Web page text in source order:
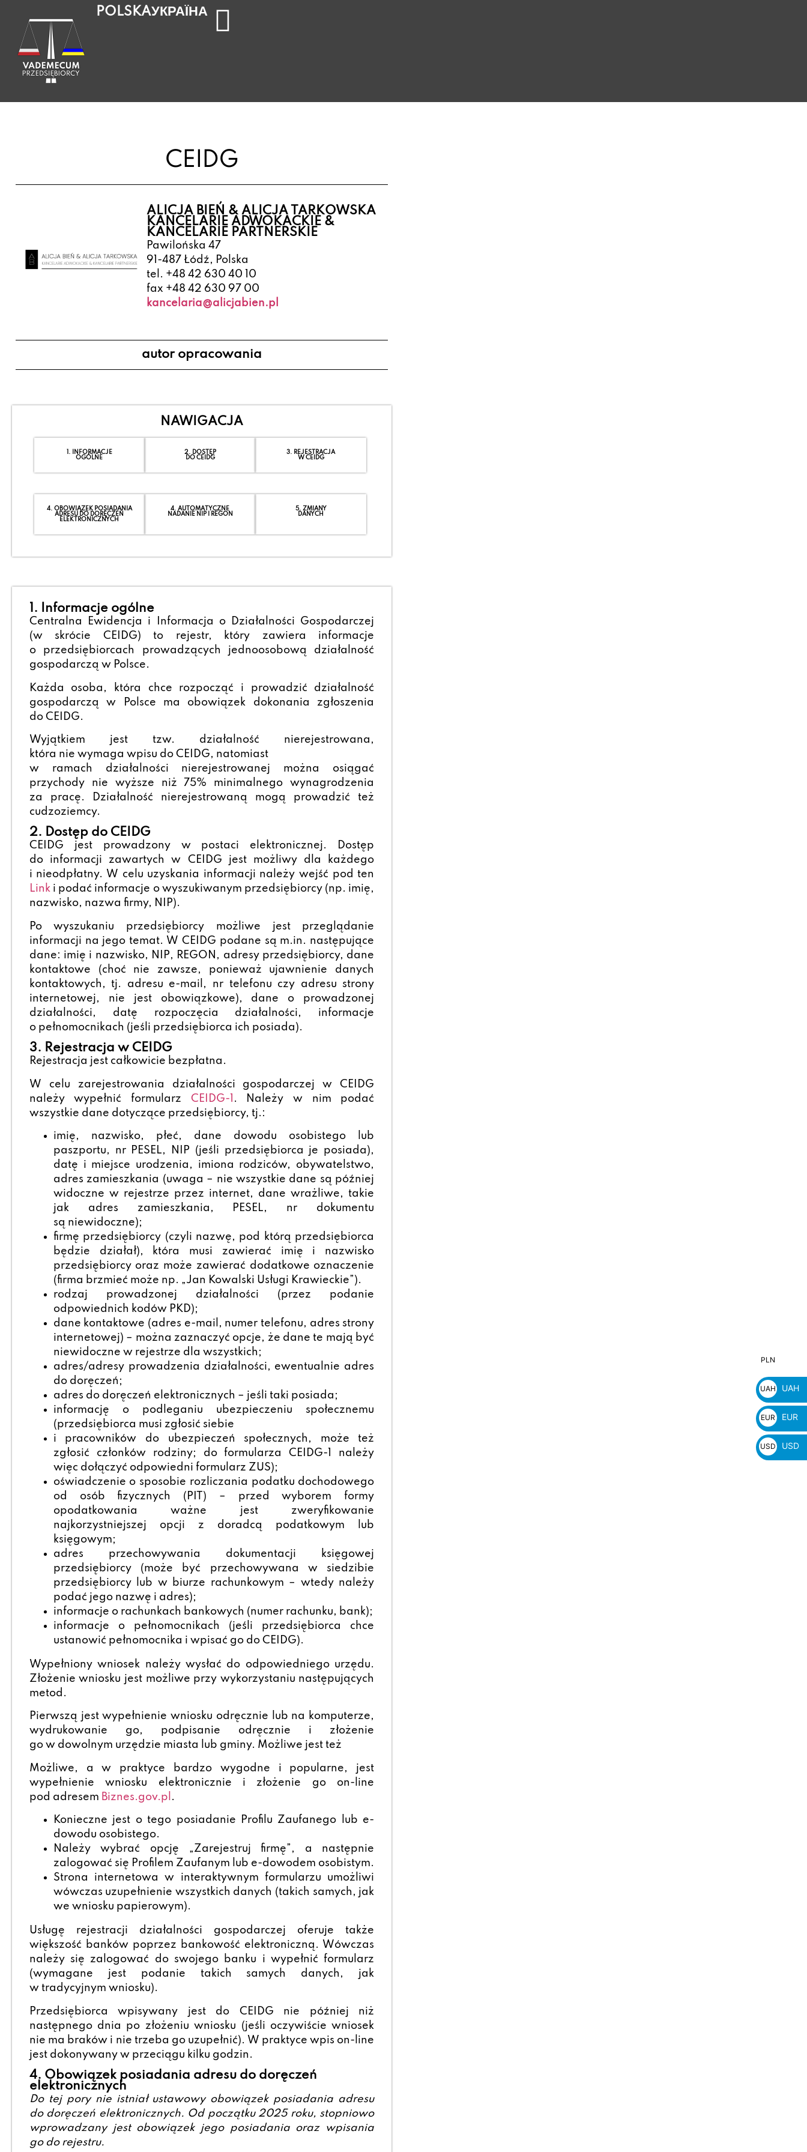
POLSKAУКРАЇНА
CEIDG
ALICJA BIEŃ & ALICJA TARKOWSKA
KANCELARIE ADWOKACKIE &
KANCELARIE PARTNERSKIE
Pawilońska 47
91-487 Łódź, Polska
tel. +48 42 630 40 10
fax +48 42 630 97 00
kancelaria@alicjabien.pl
autor opracowania
NAWIGACJA
1. INFORMACJE
OGÓLNE
2. DOSTĘP
DO CEIDG
3. REJESTRACJA
W CEIDG
4. OBOWIĄZEK POSIADANIA
ADRESU DO DORĘCZEŃ
ELEKTRONICZNYCH
4. AUTOMATYCZNE
NADANIE NIP I REGON
5. ZMIANY
DANYCH
1. Informacje ogólne
Centralna Ewidencja i Informacja o Działalności Gospodarczej
(w skrócie CEIDG) to rejestr, który zawiera informacje
o przedsiębiorcach prowadzących jednoosobową działalność
gospodarczą w Polsce.
Każda osoba, która chce rozpocząć i prowadzić działalność
gospodarczą w Polsce ma obowiązek dokonania zgłoszenia
do CEIDG.
Wyjątkiem jest tzw. działalność nierejestrowana,
która nie wymaga wpisu do CEIDG, natomiast
w ramach działalności nierejestrowanej można osiągać
przychody nie wyższe niż 75% minimalnego wynagrodzenia
za pracę. Działalność nierejestrowaną mogą prowadzić też
cudzoziemcy.
2. Dostęp do CEIDG
CEIDG jest prowadzony w postaci elektronicznej. Dostęp
do informacji zawartych w CEIDG jest możliwy dla każdego
i nieodpłatny. W celu uzyskania informacji należy wejść pod ten
Linki podać informacje o wyszukiwanym przedsiębiorcy (np. imię,
nazwisko, nazwa firmy, NIP).
Po wyszukaniu przedsiębiorcy możliwe jest przeglądanie
informacji na jego temat. W CEIDG podane są m.in. następujące
dane: imię i nazwisko, NIP, REGON, adresy przedsiębiorcy, dane
kontaktowe (choć nie zawsze, ponieważ ujawnienie danych
kontaktowych, tj. adresu e-mail, nr telefonu czy adresu strony
internetowej, nie jest obowiązkowe), dane o prowadzonej
działalności, datę rozpoczęcia działalności, informacje
o pełnomocnikach (jeśli przedsiębiorca ich posiada).
3. Rejestracja w CEIDG
Rejestracja jest całkowicie bezpłatna.
W celu zarejestrowania działalności gospodarczej w CEIDG
należy wypełnić formularz CEIDG-1 . Należy w nim podać
wszystkie dane dotyczące przedsiębiorcy, tj.:
imię, nazwisko, płeć, dane dowodu osobistego lub
paszportu, nr PESEL, NIP (jeśli przedsiębiorca je posiada),
datę i miejsce urodzenia, imiona rodziców, obywatelstwo,
adres zamieszkania (uwaga – nie wszystkie dane są później
widoczne w rejestrze przez internet, dane wrażliwe, takie
jak adres zamieszkania, PESEL, nr dokumentu
są niewidoczne);
firmę przedsiębiorcy (czyli nazwę, pod którą przedsiębiorca
będzie działał), która musi zawierać imię i nazwisko
przedsiębiorcy oraz może zawierać dodatkowe oznaczenie
(firma brzmieć może np. „Jan Kowalski Usługi Krawieckie”).
rodzaj prowadzonej działalności (przez podanie
odpowiednich kodów PKD);
dane kontaktowe (adres e-mail, numer telefonu, adres strony
internetowej) – można zaznaczyć opcje, że dane te mają być
niewidoczne w rejestrze dla wszystkich;
adres/adresy prowadzenia działalności, ewentualnie adres
do doręczeń;
adres do doręczeń elektronicznych – jeśli taki posiada;
informację o podleganiu ubezpieczeniu społecznemu
(przedsiębiorca musi zgłosić siebie
i pracowników do ubezpieczeń społecznych, może też
zgłosić członków rodziny; do formularza CEIDG-1 należy
więc dołączyć odpowiedni formularz ZUS);
oświadczenie o sposobie rozliczania podatku dochodowego
od osób fizycznych (PIT) – przed wyborem formy
opodatkowania ważne jest zweryfikowanie
najkorzystniejszej opcji z doradcą podatkowym lub
księgowym;
adres przechowywania dokumentacji księgowej
przedsiębiorcy (może być przechowywana w siedzibie
przedsiębiorcy lub w biurze rachunkowym – wtedy należy
podać jego nazwę i adres);
informacje o rachunkach bankowych (numer rachunku, bank);
informacje o pełnomocnikach (jeśli przedsiębiorca chce
ustanowić pełnomocnika i wpisać go do CEIDG).
Wypełniony wniosek należy wysłać do odpowiedniego urzędu.
Złożenie wniosku jest możliwe przy wykorzystaniu następujących
metod.
Pierwszą jest wypełnienie wniosku odręcznie lub na komputerze,
wydrukowanie go, podpisanie odręcznie i złożenie
go w dowolnym urzędzie miasta lub gminy. Możliwe jest też
Możliwe, a w praktyce bardzo wygodne i popularne, jest
wypełnienie wniosku elektronicznie i złożenie go on-line
pod adresem Biznes.gov.pl .
Konieczne jest o tego posiadanie Profilu Zaufanego lub e-
dowodu osobistego.
Należy wybrać opcję „Zarejestruj firmę”, a następnie
zalogować się Profilem Zaufanym lub e-dowodem osobistym.
Strona internetowa w interaktywnym formularzu umożliwi
wówczas uzupełnienie wszystkich danych (takich samych, jak
we wniosku papierowym).
Usługę rejestracji działalności gospodarczej oferuje także
większość banków poprzez bankowość elektroniczną. Wówczas
należy się zalogować do swojego banku i wypełnić formularz
(wymagane jest podanie takich samych danych, jak
w tradycyjnym wniosku).
Przedsiębiorca wpisywany jest do CEIDG nie później niż
następnego dnia po złożeniu wniosku (jeśli oczywiście wniosek
nie ma braków i nie trzeba go uzupełnić). W praktyce wpis on-line
jest dokonywany w przeciągu kilku godzin.
4. Obowiązek posiadania adresu do doręczeń
elektronicznych
Do tej pory nie istniał ustawowy obowiązek posiadania adresu
do doręczeń elektronicznych. Od początku 2025 roku, stopniowo
wprowadzany jest obowiązek jego posiadania oraz wpisania
go do rejestru.
PLN
zł
UAH
₴
UAH
EUR
€
EUR
USD
$
USD